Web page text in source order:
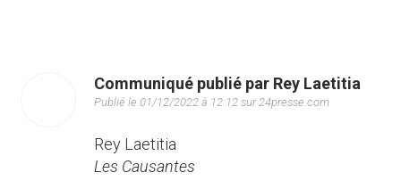
Communiqué publié par Rey Laetitia
Publié le 01/12/2022 à 12:12 sur 24presse.com
Rey Laetitia
Les Causantes